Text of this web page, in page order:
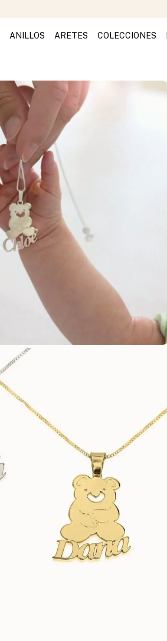
ANILLOS ARETES COLECCIONES